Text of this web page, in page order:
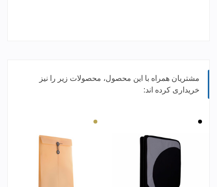
مشتریان همراه با این محصول، محصولات زیر را نیز
خریداری کرده اند:
مشکی کرم